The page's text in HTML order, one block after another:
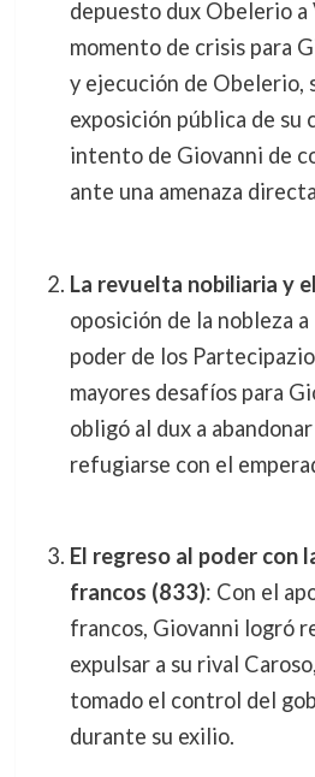
depuesto dux Obelerio a
momento de crisis para
y ejecución de Obelerio,
exposición pública de su
intento de Giovanni de
ante una amenaza
La revuelta nobiliaria y
oposición de la nobleza
poder de los
mayores desafíos para
obligó al dux a
refugiarse con el
El regreso al poder con
francos (833): Con el
francos, Giovanni logró
expulsar a su rival
tomado el control del
durante su exilio.